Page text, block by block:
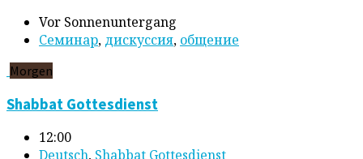
Vor Sonnenuntergang
Cеминар, дискуссия, общение
Morgen
Shabbat Gottesdienst
12:00
Deutsch, Shabbat Gottesdienst